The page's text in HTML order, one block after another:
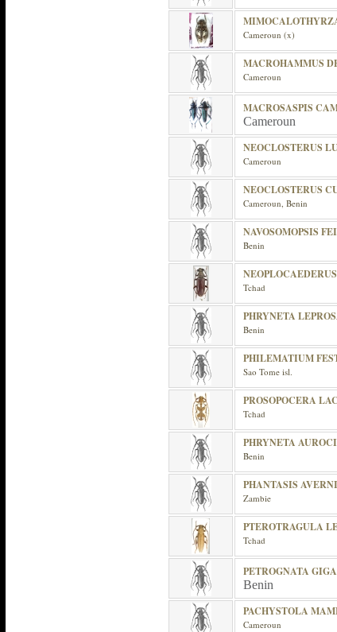
Cameroun
MACROHAMMUS
Cameroun
MACROSASPIS
Cameroun
NEOCLOSTERUS
Cameroun
NEOCLOSTERUS
Cameroun, Benin
NAVOSOMOPSIS
Benin
Tchad
PHRYNETA
Benin
PHILEMATIUM
Sao Tome isl.
PROSOPOCERA
Tchad
PHRYNETA
Benin
PHANTASIS
Zambie
PTEROTRAGULA
Tchad
PETROGNATA
Benin
PACHYSTOLA
Cameroun